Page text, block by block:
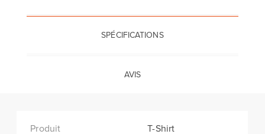
SPÉCIFICATIONS
AVIS
Produit T-Shirt